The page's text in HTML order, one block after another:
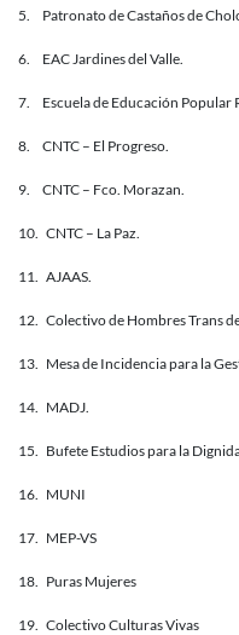
5. Patronato de Castaños de
6. EAC Jardines del Valle.
7. Escuela de Educación Popular
8. CNTC – El Progreso.
9. CNTC – Fco. Morazan.
10. CNTC – La Paz.
11. AJAAS.
12. Colectivo de Hombres Trans
13. Mesa de Incidencia para la
14. MADJ.
15. Bufete Estudios para la
16. MUNI
17. MEP-VS
18. Puras Mujeres
19. Colectivo Culturas Vivas